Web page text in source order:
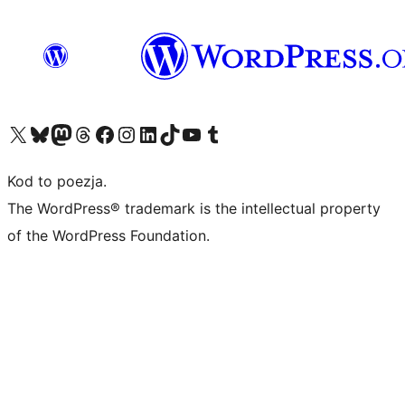
Odwiedź nasze konto X (dawniej Twitter)
Odwiedź nasze konto Bluesky
Odwiedź nasze konto na Mastodoncie
Odwiedź naszego Threadsa
Odwiedź naszego Facebooka
Odwiedź nasze konto na Instagramie
Odwiedź nasze konto na LinkedIn
Odwiedź naszego TikToka
Odwiedź nasz kanał YouTube
Odwiedź naszego Tumblra
Kod to poezja.
The WordPress® trademark is the intellectual property
of the WordPress Foundation.